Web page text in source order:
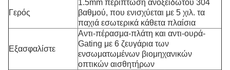
Γερός
1.5mm περίπτωση ανοξείδωτου 304
βαθμού, που ενισχύεται με 5 χιλ. τα
παχιά εσωτερικά κάθετα πλαίσια
Εξασφαλίστε
Αντι-πέρασμα-πλάτη και αντι-ουρά-
Gating με 6 ζευγάρια των
ενσωματωμένων βιομηχανικών
οπτικών αισθητήρων